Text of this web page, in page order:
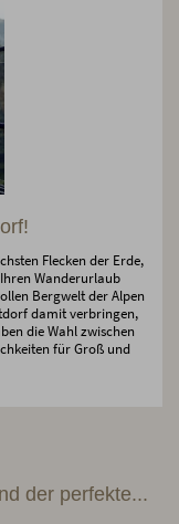
Flecken der Erde,
Wanderurlaub
Bergwelt der Alpen
damit verbringen,
die Wahl zwischen
für Groß und
der perfekte...